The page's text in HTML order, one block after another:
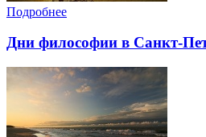
Подробнее
Дни философии в Санкт-